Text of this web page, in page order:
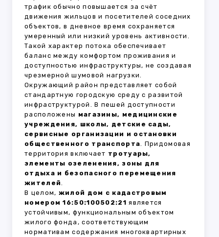
трафик обычно повышается за счёт
движения жильцов и посетителей соседних
объектов, в дневное время сохраняется
умеренный или низкий уровень активности.
Такой характер потока обеспечивает
баланс между комфортом проживания и
доступностью инфраструктуры, не создавая
чрезмерной шумовой нагрузки.
Окружающий район представляет собой
стандартную городскую среду с развитой
инфраструктурой. В пешей доступности
расположены магазины, медицинские
учреждения, школы, детские сады,
сервисные организации и остановки
общественного транспорта. Придомовая
территория включает тротуары,
элементы озеленения, зоны для
отдыха и безопасного перемещения
жителей.
В целом, жилой дом с кадастровым
номером 16:50:100502:21 является
устойчивым, функциональным объектом
жилого фонда, соответствующим
нормативам содержания многоквартирных